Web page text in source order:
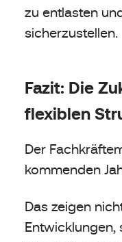
zu entlasten
sicherzustellen.
Fazit: Die
flexiblen
Der
kommenden
Das zeigen
Entwicklungen,